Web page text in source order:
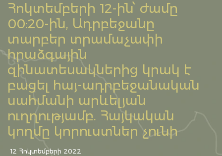
Հոկտեմբերի 12-ին՝ ժամը
00:20-ին, Ադրբեջանը
տարբեր տրամաչափի
հրաձգային
զինատեսակներից կրակ է
բացել հայ-ադրբեջանական
սահմանի արևելյան
ուղղությամբ. Հայկական
կողմը կորուստներ չունի
12 Հոկտեմբերի 2022